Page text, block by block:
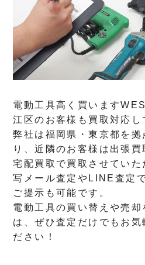
電動工具高く買います
江区のお客様も買取対応し
弊社は福岡県・東京都を拠
り、近隣のお客様は出張
宅配買取で買取させていた
写メール査定やLINE査定
ご提示も可能です。
電動工具の買い替えや売却
は、ぜひ査定だけでもお気
ださい！